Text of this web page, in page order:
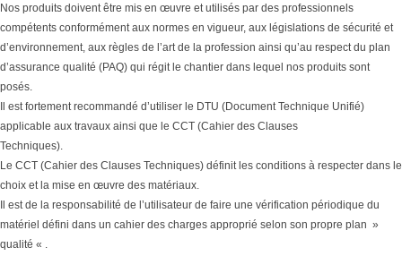
Nos produits doivent être mis en œuvre et utilisés par des professionnels
compétents conformément aux normes en vigueur, aux législations de sécurité et
d’environnement, aux règles de l’art de la profession ainsi qu’au respect du plan
d’assurance qualité (PAQ) qui régit le chantier dans lequel nos produits sont
posés.
Il est fortement recommandé d’utiliser le DTU (Document Technique Unifié)
applicable aux travaux ainsi que le CCT (Cahier des Clauses
Techniques).
Le CCT (Cahier des Clauses Techniques) définit les conditions à respecter dans le
choix et la mise en œuvre des matériaux.
Il est de la responsabilité de l’utilisateur de faire une vérification périodique du
matériel défini dans un cahier des charges approprié selon son propre plan »
qualité « .